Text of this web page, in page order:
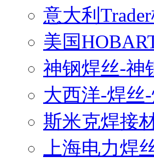
意大利
美国
神钢焊丝-神
大西洋-焊丝
斯米克焊接
上海电力焊